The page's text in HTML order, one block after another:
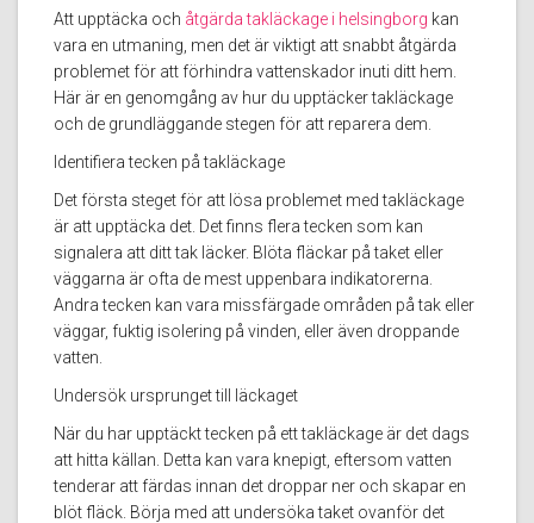
Att upptäcka och åtgärda takläckage i helsingborg kan
vara en utmaning, men det är viktigt att snabbt åtgärda
problemet för att förhindra vattenskador inuti ditt hem.
Här är en genomgång av hur du upptäcker takläckage
och de grundläggande stegen för att reparera dem.
Identifiera tecken på takläckage
Det första steget för att lösa problemet med takläckage
är att upptäcka det. Det finns flera tecken som kan
signalera att ditt tak läcker. Blöta fläckar på taket eller
väggarna är ofta de mest uppenbara indikatorerna.
Andra tecken kan vara missfärgade områden på tak eller
väggar, fuktig isolering på vinden, eller även droppande
vatten.
Undersök ursprunget till läckaget
När du har upptäckt tecken på ett takläckage är det dags
att hitta källan. Detta kan vara knepigt, eftersom vatten
tenderar att färdas innan det droppar ner och skapar en
blöt fläck. Börja med att undersöka taket ovanför det